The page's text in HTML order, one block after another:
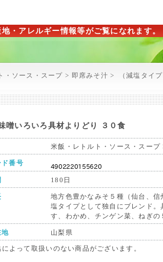
・アレルギー情報等がご覧になれます。
・ソース・スープ > 即席みそ汁 >
（減塩タイ
噌いろいろ具材よりどり ３０食
米飯・レトルト・ソース・スープ
番号
180日
地方色豊かなみそ５種（仙台、
塩タイプとして独自にブレンド。
す、わかめ、チンゲン菜、ねぎの
地 山梨県
によって取扱いのない商品がございます。